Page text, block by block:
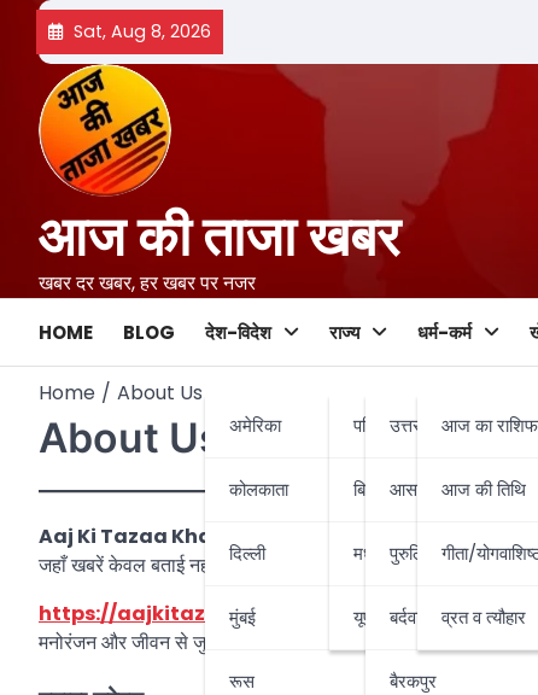
Skip
content
Sat, Aug 8, 2026
आज की ताजा खबर
खबर दर खबर, हर खबर पर नजर
HOME BLOG देश-विदेश
अमेरिका
कोलकाता
दिल्ली
मुंबई
रूस
राज्य
पश्चिम बंगालउत्तर बंगाल
आसनसोल
पुरुलिया
बर्दवान
बैरकपुर
बिहार-झारखण्ड
मध्यप्रदेश-छत्तीसगढ़
यूपी-उत्तराखण्ड
धर्म-कर्म
आज का
आज की तिथि
गीता/
व्रत व त्यौहार
Home About Us
About Us
Aaj Ki Tazaa Khabar
जहाँ खबरें केवल बताई नहीं जातीं, बल्कि
समझाई और परखी
जाती हैं।
https://aajkitazaakhabar.comएक स्वतंत्र हिंदी समाचार
मनोरंजन और जीवन से जुड़े विषयों पर